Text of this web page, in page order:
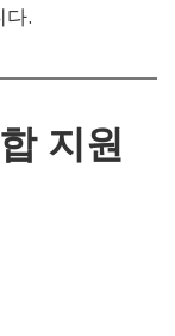
다.
지원